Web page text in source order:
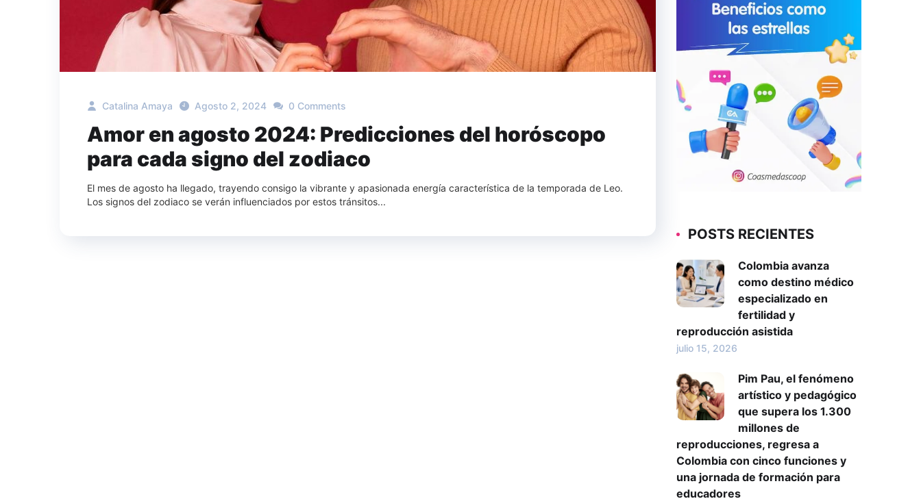
Catalina Amaya Agosto 2, 2024 0 Comments
Amor en agosto 2024: Predicciones del horóscopo
para cada signo del zodiaco
El mes de agosto ha llegado, trayendo consigo la vibrante y apasionada energía característica de la temporada de Leo.
Los signos del zodiaco se verán influenciados por estos tránsitos...
POSTS RECIENTES
Colombia avanza
como destino médico
especializado en
fertilidad y
reproducción asistida
julio 15, 2026
Pim Pau, el fenómeno
artístico y pedagógico
que supera los 1.300
millones de
reproducciones, regresa a
Colombia con cinco funciones y
una jornada de formación para
educadores